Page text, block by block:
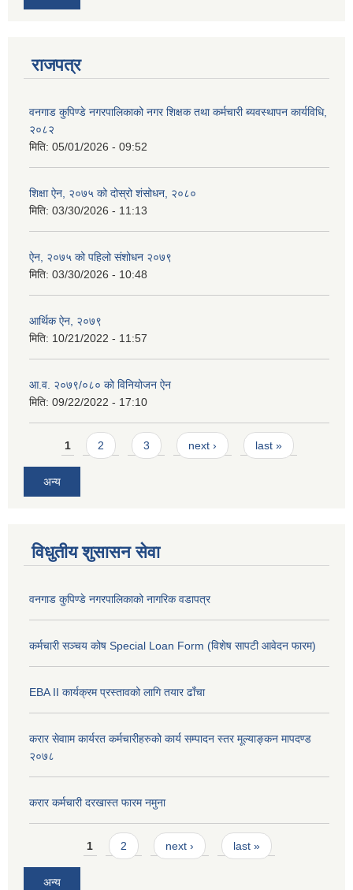
राजपत्र
वनगाड कुपिण्डे नगरपालिकाको नगर शिक्षक तथा कर्मचारी ब्यवस्थापन कार्यविधि,
२०८२
मिति: 05/01/2026 - 09:52
शिक्षा ऐन, २०७५ को दोस्रो शंसोधन, २०८०
मिति: 03/30/2026 - 11:13
ऐन, २०७५ को पहिलो संशोधन २०७९
मिति: 03/30/2026 - 10:48
आर्थिक ऐन, २०७९
मिति: 10/21/2022 - 11:57
आ.व. २०७९/०८० को विनियोजन ऐन
मिति: 09/22/2022 - 17:10
Pages
1 2 3 next › last »
अन्य
विधुतीय शुसासन सेवा
वनगाड कुपिण्डे नगरपालिकाको नागरिक वडापत्र
कर्मचारी सञ्चय कोष Special Loan Form (विशेष सापटी आवेदन फारम)
EBA II कार्यक्रम प्रस्तावको लागि तयार ढाँचा
करार सेवााम कार्यरत कर्मचारीहरुको कार्य सम्पादन स्तर मूल्याङ्कन मापदण्ड
२०७८
करार कर्मचारी दरखास्त फारम नमुना
Pages1 2 next › last »
अन्य